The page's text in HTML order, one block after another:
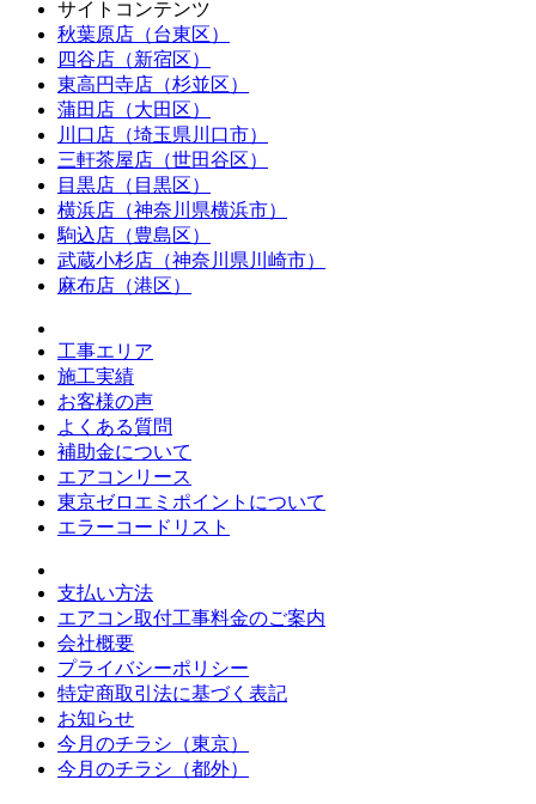
サイトコンテンツ
秋葉原店（台東区）
四谷店（新宿区）
東高円寺店（杉並区）
蒲田店（大田区）
川口店（埼玉県川口市）
三軒茶屋店（世田谷区）
目黒店（目黒区）
横浜店（神奈川県横浜市）
駒込店（豊島区）
武蔵小杉店（神奈川県川崎市）
麻布店（港区）
工事エリア
施工実績
お客様の声
よくある質問
補助金について
エアコンリース
東京ゼロエミポイントについて
エラーコードリスト
支払い方法
エアコン取付工事料金のご案内
会社概要
プライバシーポリシー
特定商取引法に基づく表記
お知らせ
今月のチラシ（東京）
今月のチラシ（都外）